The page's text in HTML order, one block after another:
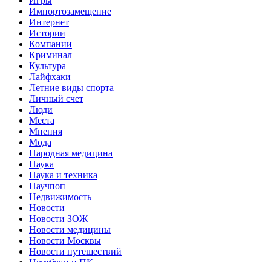
Импортозамещение
Интернет
Истории
Компании
Криминал
Культура
Лайфхаки
Летние виды спорта
Личный счет
Люди
Места
Мнения
Мода
Народная медицина
Наука
Наука и техника
Научпоп
Недвижимость
Новости
Новости ЗОЖ
Новости медицины
Новости Москвы
Новости путешествий